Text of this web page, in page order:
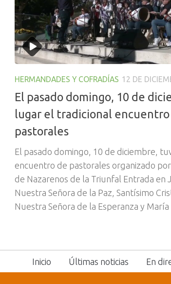
HERMANDADES Y COFRADÍAS 12 DE
El pasado domingo, 10 de
lugar el tradicional
pastorales
El pasado domingo, 10 de diciembre,
encuentro de pastorales organizado
de Nazarenos de la Triunfal Entrada en
Nuestra Señora de la Paz, Santísimo
Nuestra Señora de la Esperanza y
Inicio Últimas noticias En